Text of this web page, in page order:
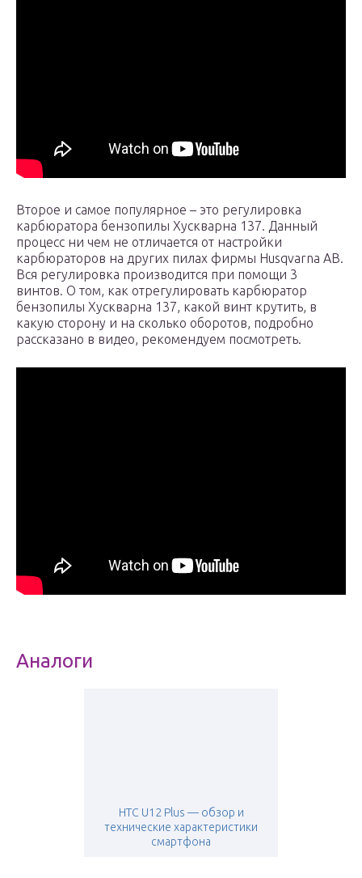
Второе и самое популярное – это регулировка
карбюратора бензопилы Хускварна 137. Данный
процесс ни чем не отличается от настройки
карбюраторов на других пилах фирмы Husqvarna AB.
Вся регулировка производится при помощи 3
винтов. О том, как отрегулировать карбюратор
бензопилы Хускварна 137, какой винт крутить, в
какую сторону и на сколько оборотов, подробно
рассказано в видео, рекомендуем посмотреть.
Аналоги
HTC U12 Plus — обзор и
технические характеристики
смартфона